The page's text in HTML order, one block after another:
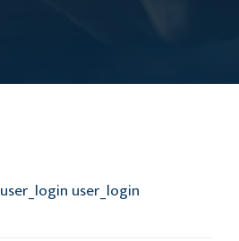
user_login user_login